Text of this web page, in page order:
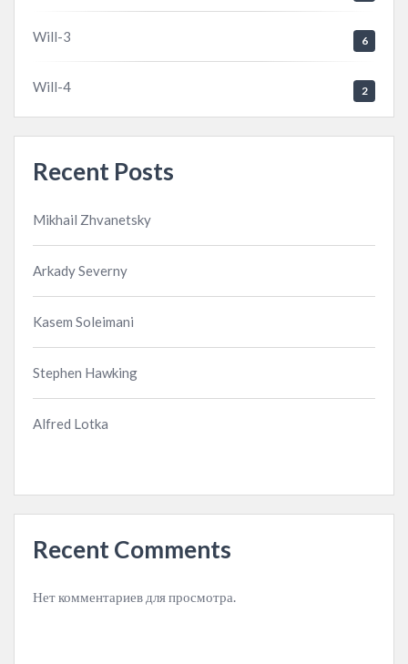
Will-3 6
Will-4 2
Recent Posts
Mikhail Zhvanetsky
Arkady Severny
Kasem Soleimani
Stephen Hawking
Alfred Lotka
Recent Comments
Нет комментариев для просмотра.